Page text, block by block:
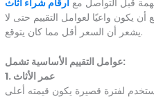
قبل التواصل مع ارقام شراء اثاث
أن يكون واعيًا لعوامل التقييم حتى لا
يشعر أن السعر أقل مما كان يتوقع.
عوامل التقييم الأساسية تشمل:
1. عمر الأثاث